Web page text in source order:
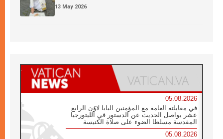
13 May 2026
05.08.2026
في مقابلته العامة مع المؤمنين البابا لاوُن الرابع
عشر يواصل الحديث عن الدستور في الليتورجيا
المقدسة مسلطا الضوء على صلاة الكنيسة
05.08.2026